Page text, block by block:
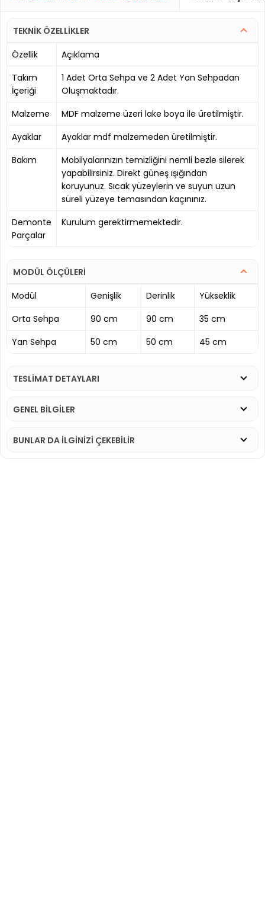
TEKNİK ÖZELLİKLER
Özellik
Açıklama
Takım
İçeriği
1 Adet Orta Sehpa ve 2 Adet Yan Sehpadan
Oluşmaktadır.
Malzeme
MDF malzeme üzeri lake boya ile üretilmiştir.
Ayaklar
Ayaklar mdf malzemeden üretilmiştir.
Bakım
Mobilyalarınızın temizliğini nemli bezle silerek
yapabilirsiniz. Direkt güneş ışığından
koruyunuz. Sıcak yüzeylerin ve suyun uzun
süreli yüzeye temasından kaçınınız.
Demonte
Parçalar
Kurulum gerektirmemektedir.
MODÜL ÖLÇÜLERİ
Modül
Genişlik Derinlik
Yükseklik
Orta Sehpa
90 cm 90 cm
35 cm
Yan Sehpa
50 cm 50 cm 45 cm
TESLİMAT DETAYLARI
GENEL BİLGİLER
BUNLAR DA İLGINIZI ÇEKEBILIR